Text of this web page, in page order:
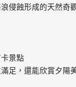
侵蝕形成的天然奇
景點
足，還能欣賞夕陽